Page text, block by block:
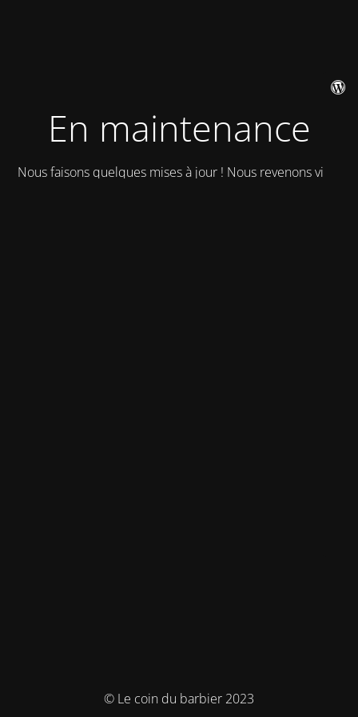
En maintenance
Nous faisons quelques mises à jour ! Nous revenons vite !
© Le coin du barbier 2023